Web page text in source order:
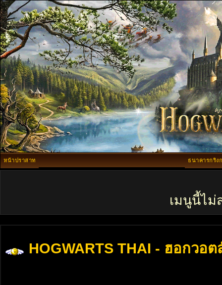
หน้าปราสาท ธนาคารกริง
เมนูนี้ไม่
HOGWARTS THAI - ฮอกวอต